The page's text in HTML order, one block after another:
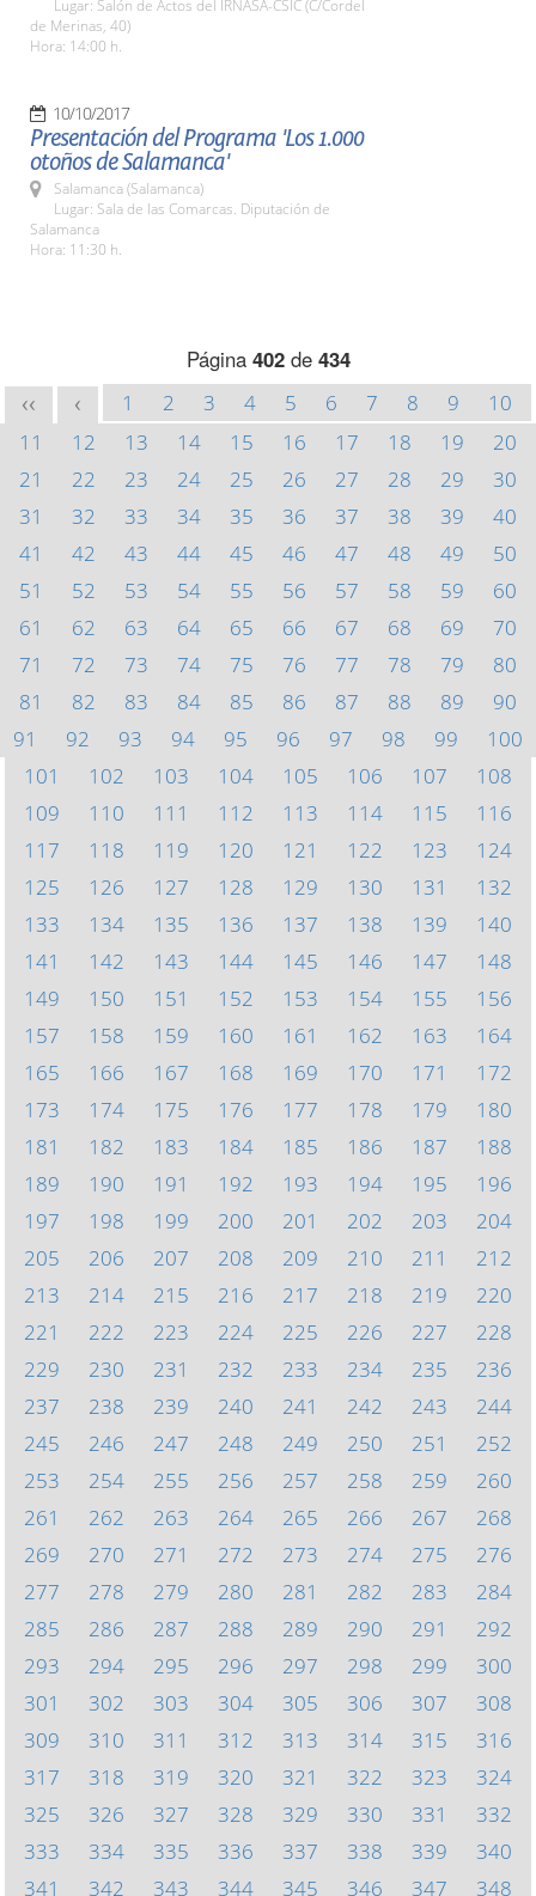
Lugar: Salón de Actos del IRNASA-CSIC (C/Cordel
de Merinas, 40)
Hora: 14:00 h.
10/10/2017
Presentación del Programa 'Los 1.000
otoños de Salamanca'
Salamanca (Salamanca)
Lugar: Sala de las Comarcas. Diputación de
Salamanca
Hora: 11:30 h.
Página 402de 434
<< < 1 2 3 4 5 6 7 8 9
10
11
12 13 14 15 16 17 18 19
20
21
22 23 24 25 26 27 28 29
30
31
32 33 34 35 36 37 38 39
40
41
42 43 44 45 46 47 48 49
50
51
52 53 54 55 56 57 58 59
60
61
62 63 64 65 66 67 68 69
70
71
72 73 74 75 76 77 78 79
80
81
82 83 84 85 86 87 88 89
90
91
92 93 94 95 96 97 98 99
100
101
102 103 104 105 106 107
108
109
110 111 112 113 114 115
116
117
118 119 120 121 122 123
124
125
126 127 128 129 130 131
132
133
134 135 136 137 138 139
140
141
142 143 144 145 146 147
148
149
150 151 152 153 154 155
156
157
158 159 160 161 162 163
164
165
166 167 168 169 170 171
172
173
174 175 176 177 178 179
180
181
182 183 184 185 186 187
188
189
190 191 192 193 194 195
196
197
198 199 200 201 202 203
204
205
206 207 208 209 210 211
212
213
214 215 216 217 218 219
220
221
222 223 224 225 226 227
228
229
230 231 232 233 234 235
236
237
238 239 240 241 242 243
244
245
246 247 248 249 250 251
252
253
254 255 256 257 258 259
260
261
262 263 264 265 266 267
268
269
270 271 272 273 274 275
276
277
278 279 280 281 282 283
284
285
286 287 288 289 290 291
292
293
294 295 296 297 298 299
300
301
302 303 304 305 306 307
308
309
310 311 312 313 314 315
316
317
318 319 320 321 322 323
324
325
326 327 328 329 330 331
332
333
334 335 336 337 338 339
340
341
342 343 344 345 346 347 348